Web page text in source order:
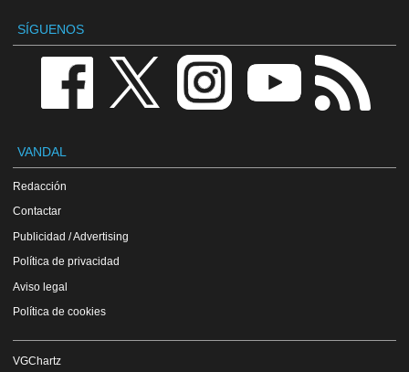
SÍGUENOS
VANDAL
Redacción
Contactar
Publicidad / Advertising
Política de privacidad
Aviso legal
Política de cookies
VGChartz